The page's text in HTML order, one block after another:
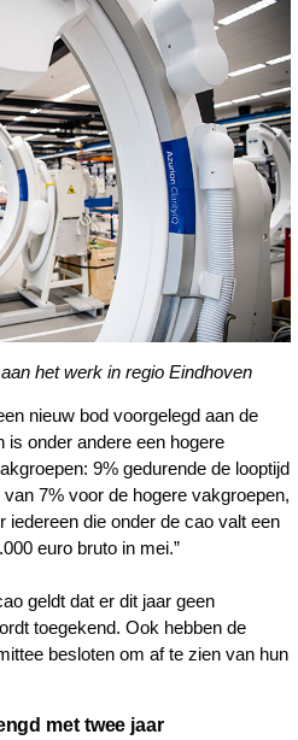
het werk in regio Eindhoven
nieuw bod voorgelegd aan de
is onder andere een hogere
9% gedurende de looptijd
7% voor de hogere vakgroepen,
iedereen die onder de cao valt een
euro bruto in mei.”
geldt dat er dit jaar geen
toegekend. Ook hebben de
besloten om af te zien van hun
met twee jaar